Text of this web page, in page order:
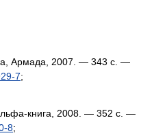
Армада, 2007. — 343 с. —
7;
книга, 2008. — 352 с. —
8;